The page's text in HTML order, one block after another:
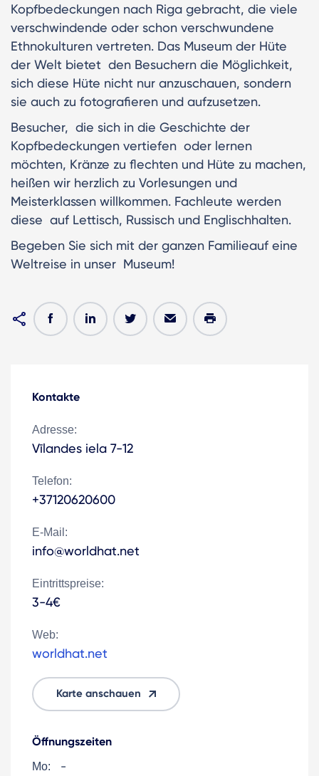
Kopfbedeckungen nach Riga gebracht, die viele
verschwindende oder schon verschwundene
Ethnokulturen vertreten. Das Museum der Hüte
der Welt bietet den Besuchern die Möglichkeit,
sich diese Hüte nicht nur anzuschauen, sondern
sie auch zu fotografieren und aufzusetzen.
Besucher, die sich in die Geschichte der
Kopfbedeckungen vertiefen oder lernen
möchten, Kränze zu flechten und Hüte zu machen,
heißen wir herzlich zu Vorlesungen und
Meisterklassen willkommen. Fachleute werden
diese auf Lettisch, Russisch und Englischhalten.
Begeben Sie sich mit der ganzen Familieauf eine
Weltreise in unser Museum!
Kontakte
Adresse:
Vīlandes iela 7-12
Telefon:
+37120620600
E-Mail:
info@worldhat.net
Eintrittspreise:
3-4€
Web:
worldhat.net
Karte anschauen
Öffnungszeiten
Mo: -